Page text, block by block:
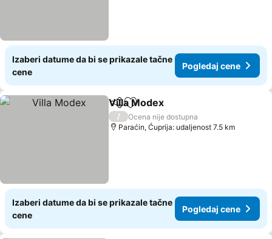
Izaberi datume da bi se prikazale tačne
cene
Pogledaj cene
Deli Dodati u favorite
Villa Modex
/
Ocena nije dostupna
Paraćin, Ćuprija: udaljenost 7.5 km
Izaberi datume da bi se prikazale tačne
cene
Pogledaj cene